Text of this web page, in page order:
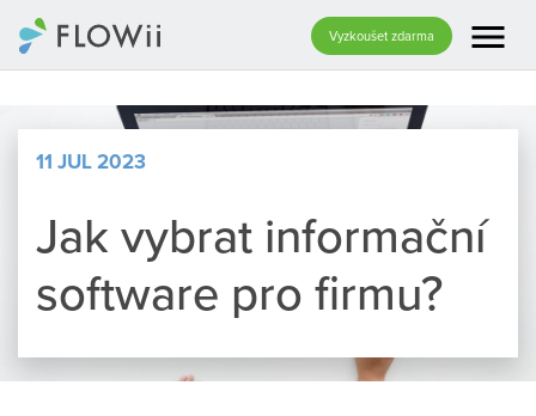
Vyzkoušet zdarma menu
11 JUL 2023
Jak vybrat informační
software pro firmu?